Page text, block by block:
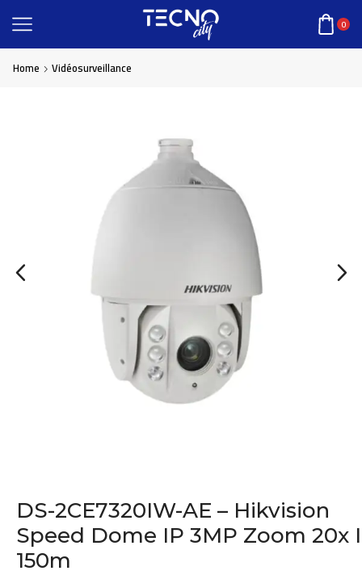
0
Home Vidéosurveillance
DS-2CE7320IW-AE – Hikvision
Speed Dome IP 3MP Zoom 20x
150m